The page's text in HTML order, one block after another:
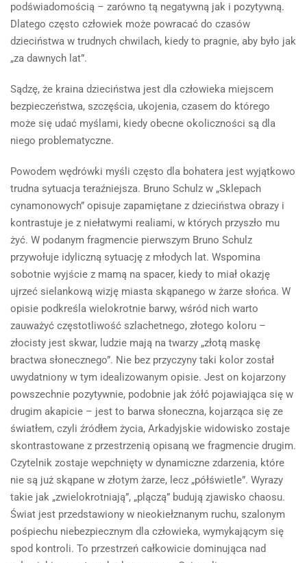
podświadomością – zarówno tą negatywną jak i pozytywną.
Dlatego często człowiek może powracać do czasów
dzieciństwa w trudnych chwilach, kiedy to pragnie, aby było jak
„za dawnych lat”.
Sądzę, że kraina dzieciństwa jest dla człowieka miejscem
bezpieczeństwa, szczęścia, ukojenia, czasem do którego
może się udać myślami, kiedy obecne okoliczności są dla
niego problematyczne.
Powodem wędrówki myśli często dla bohatera jest wyjątkowo
trudna sytuacja teraźniejsza. Bruno Schulz w „Sklepach
cynamonowych” opisuje zapamiętane z dzieciństwa obrazy i
kontrastuje je z niełatwymi realiami, w których przyszło mu
żyć. W podanym fragmencie pierwszym Bruno Schulz
przywołuje idyliczną sytuację z młodych lat. Wspomina
sobotnie wyjście z mamą na spacer, kiedy to miał okazję
ujrzeć sielankową wizję miasta skąpanego w żarze słońca. W
opisie podkreśla wielokrotnie barwy, wśród nich warto
zauważyć częstotliwość szlachetnego, złotego koloru –
złocisty jest skwar, ludzie mają na twarzy „złotą maskę
bractwa słonecznego”. Nie bez przyczyny taki kolor został
uwydatniony w tym idealizowanym opisie. Jest on kojarzony
powszechnie pozytywnie, podobnie jak żółć pojawiająca się w
drugim akapicie – jest to barwa słoneczna, kojarząca się ze
światłem, czyli źródłem życia, Arkadyjskie widowisko zostaje
skontrastowane z przestrzenią opisaną we fragmencie drugim.
Czytelnik zostaje wepchnięty w dynamiczne zdarzenia, które
nie są już skąpane w złotym żarze, lecz „półświetle”. Wyrazy
takie jak „zwielokrotniają”, „plączą” budują zjawisko chaosu.
Świat jest przedstawiony w nieokiełznanym ruchu, szalonym
pośpiechu niebezpiecznym dla człowieka, wymykającym się
spod kontroli. To przestrzeń całkowicie dominująca nad